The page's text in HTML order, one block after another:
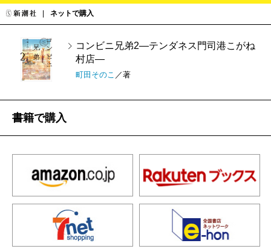
ネットで購入
コンビニ兄弟2―テンダネス門司港こがね
村店―
町田そのこ ／著
書籍で購入